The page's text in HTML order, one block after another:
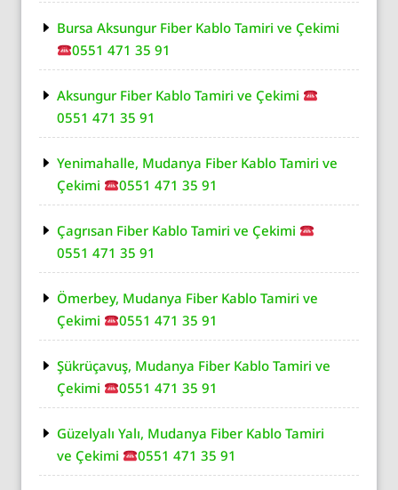
Bursa Aksungur Fiber Kablo Tamiri ve Çekimi
0551 471 35 91
Aksungur Fiber Kablo Tamiri ve Çekimi
0551 471 35 91
Yenimahalle, Mudanya Fiber Kablo Tamiri ve
Çekimi
0551 471 35 91
Çagrısan Fiber Kablo Tamiri ve Çekimi
0551 471 35 91
Ömerbey, Mudanya Fiber Kablo Tamiri ve
Çekimi
0551 471 35 91
Şükrüçavuş, Mudanya Fiber Kablo Tamiri ve
Çekimi
0551 471 35 91
Güzelyalı Yalı, Mudanya Fiber Kablo Tamiri
ve Çekimi
0551 471 35 91